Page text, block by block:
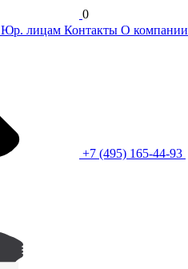
0
Юр. лицам Контакты О компании
+7 (495) 165-44-93